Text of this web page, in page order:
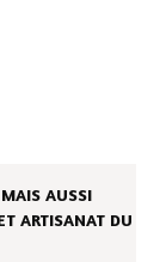
AUSSI
ARTISANAT DU